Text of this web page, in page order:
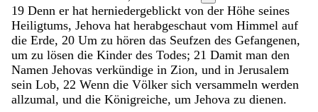
19 Denn er hat herniedergeblickt von der Höhe seines
Heiligtums, Jehova hat herabgeschaut vom Himmel auf
die Erde, 20 Um zu hören das Seufzen des Gefangenen,
um zu lösen die Kinder des Todes; 21 Damit man den
Namen Jehovas verkündige in Zion, und in Jerusalem
sein Lob, 22 Wenn die Völker sich versammeln werden
allzumal, und die Königreiche, um Jehova zu dienen.